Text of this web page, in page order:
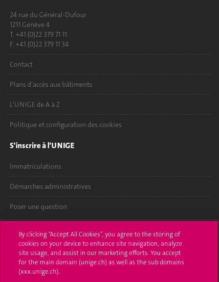
24 rue du Général-Dufour
1211 Genève 4
T. +41 (0)22 379 71 11
F. +41 (0)22 379 11 34
Contact
Plans d'accès aux bâtiments
L'UNIGE de A à Z
Politique et configuration des cookies
S'inscrire à l'UNIGE
Immatriculations
Démarches administratives
Poser une question
UNIGE Mobile
Médias
By clicking “Accept All Cookies”, you agree to the storing of
cookies on your device to enhance site navigation, analyze
site usage, and assist in our marketing efforts. You accept
for the main domain (unige.ch) as well as the sub domains
(xxx.unige.ch).